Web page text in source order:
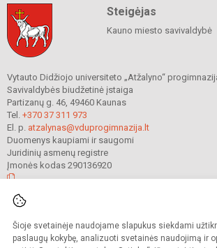
Šioje svetainėje naudojame slapukus siekdami
paslaugų kokybę, analizuoti svetainės naudojimą ir
Steigėjas
Kauno miesto savivaldybė
Vytauto Didžiojo universiteto „Atžalyno“
Savivaldybės biudžetinė įstaiga
Partizanų g. 46, 49460 Kaunas
Tel. +370 37 311 973
El. p. atzalynas@vduprogimnazija.lt
Duomenys kaupiami ir saugomi
Juridinių asmenų registre
Įmonės kodas 290136920
saugomos.
Kopijuoti turinį be raštiško gimnazijos sutikimo